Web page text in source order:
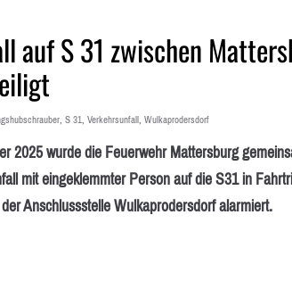
auf S 31 zwischen
, S 31, Verkehrsunfall, Wulkaprodersdorf
2025 wurde die Feuerwehr Mattersburg
mit eingeklemmter Person auf die S31 in
Anschlussstelle Wulkaprodersdorf alarmiert.